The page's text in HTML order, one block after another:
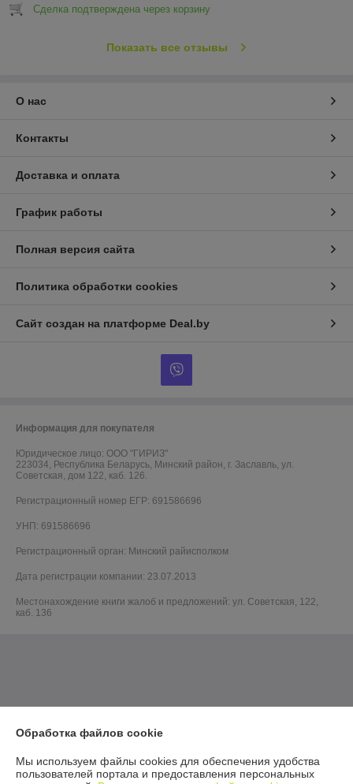
Сделка подтверждена через корзину
Показать все отзывы
О нас
Контакты
Доставка и оплата
График работы
Полная версия сайта
Политика обработки cookies
Сайт создан на платформе Deal.by
Информация для покупателя
Юридическое лицо: ООО "ГИРИЗ"
223034, Республика Беларусь, Минский район, г. Заславль, ул.
Советская, дом 122, каб. 126.
Регистрационный номер ЕГР: 691586696
УНП: 691586696
Регистрационный орган: Минский райисполком
Дата регистрации компании: 23.07.2013
Местонахождение книги жалоб и предложений: ул. Советская, 122,
каб. 136
Обработка файлов cookie
Мы используем файлы cookies для обеспечения удобства
пользователей портала и предоставления персональных